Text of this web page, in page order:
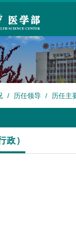
/ 历任领导 / 历任主
政）